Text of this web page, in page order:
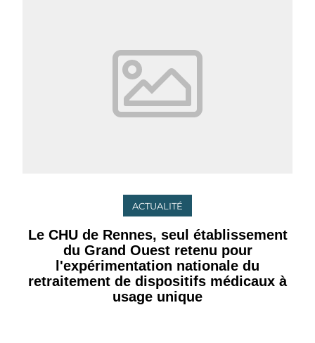
ACTUALITÉ
Le CHU de Rennes, seul établissement
du Grand Ouest retenu pour
l'expérimentation nationale du
retraitement de dispositifs médicaux à
usage unique